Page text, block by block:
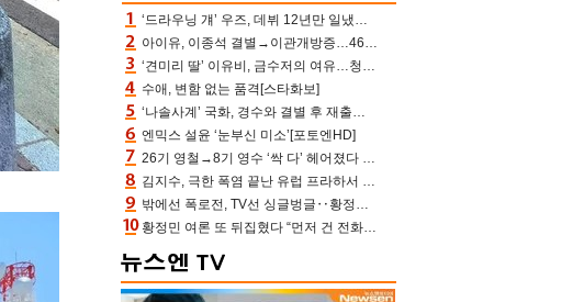
‘드라우닝 걔’ 우즈, 데뷔 12년만 일냈다…체조경기장 입성 확정
아이유, 이종석 결별→이관개방증…46장 꽉 채운 유애나 ♥ “열심히 사는 중”
‘견미리 딸’ 이유비, 금수저의 여유…청순 미모에 반전 슬림 라인
수애, 변함 없는 품격[스타화보]
‘나솔사계’ 국화, 경수와 결별 후 재출연…첫인상 3표 몰표
엔믹스 설윤 ‘눈부신 미소’[포토엔HD]
26기 영철→8기 영수 ‘싹 다’ 헤어졌다 ‘나솔사계’ 충격의 현커 0쌍 (촌장TV)
김지수, 극한 폭염 끝난 유럽 프라하서 쾌적한 여름나기 “선풍기만으로 지내”
밖에선 폭로전, TV선 싱글벙글‥황정민 ‘틈만 나면’ 출연, 피로감은 시청자 몫
황정민 여론 또 뒤집혔다 “먼저 건 전화 62통, 그만 연락해” vs 女팬 “녹취 다 올려” 진흙탕 싸움